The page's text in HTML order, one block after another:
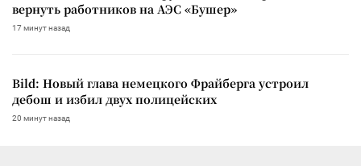
вернуть работников на АЭС «Бушер»
17 минут назад
Bild: Новый глава немецкого Фрайберга устроил
дебош и избил двух полицейских
20 минут назад